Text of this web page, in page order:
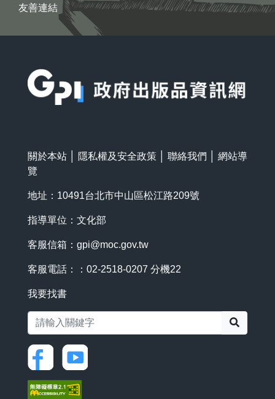
友善連結
關於本站 隱私權及安全政策 聯絡我們
網站導
覽
地址：10491台北市中山區松江路209號
指導單位：文化部
客服信箱： gpi@moc.gov.tw
客服電話：：02-2518-0207 分機22
我要找書